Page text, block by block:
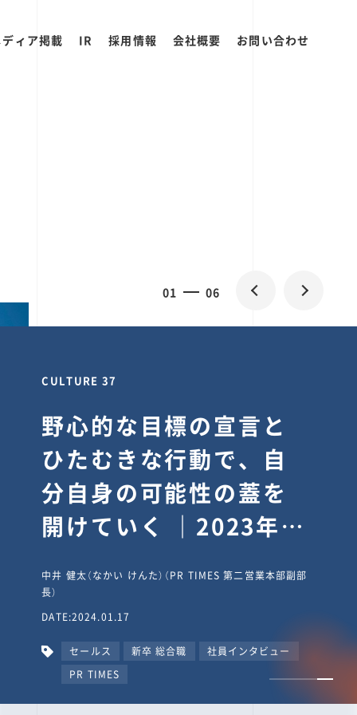
ィア掲載 IR 採用情報 会社概要 お問い合わせ
0 06